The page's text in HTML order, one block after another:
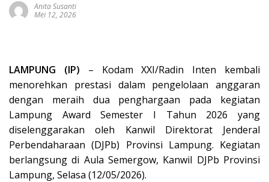
Anita Susanti
Mei 12, 2026
LAMPUNG (IP) – Kodam XXI/Radin Inten kembali
menorehkan prestasi dalam pengelolaan anggaran
dengan meraih dua penghargaan pada kegiatan
Lampung Award Semester I Tahun 2026 yang
diselenggarakan oleh Kanwil Direktorat Jenderal
Perbendaharaan (DJPb) Provinsi Lampung. Kegiatan
berlangsung di Aula Semergow, Kanwil DJPb Provinsi
Lampung, Selasa (12/05/2026).